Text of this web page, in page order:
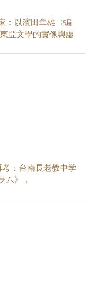
：以濱田隼雄〈蝙
亞文學的實像與虛
考：台南長老教中学
ム》，